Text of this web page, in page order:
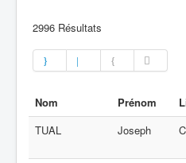
2996 Résultats
Nom Prénom
TUAL
Joseph